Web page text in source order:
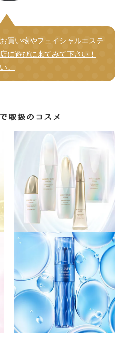
買い物やフェイシャルエステ
に遊びに来てみて下さい！
。
で取扱のコスメ